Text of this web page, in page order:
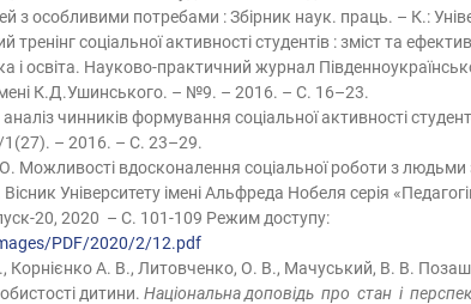
з особливими потребами : Збірник наук. праць. – К.:
соціальної активності студентів : зміст та
і освіта. Науково-практичний журнал
імені К.Д.Ушинського. – №9. – 2016. – С. 16–23.
чинників формування соціальної активності
– 2016. – С. 23–29.
вдосконалення соціальної роботи з людьми з
Університету імені Альфреда Нобеля серія
20, 2020 – С. 101-109 Режим доступу:
PDF/2020/2/12.pdf
А. В., Литовченко, О. В., Мачуський, В. В.
дитини. Національна доповідь про стан і